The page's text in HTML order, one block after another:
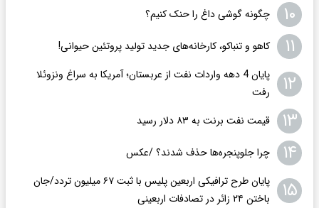
۱۰ چگونه گوشی داغ را حنک کنیم؟
۱۱ کاهو و تنباکو، کارخانه‌های جدید تولید پروتئین حیوانی!
۱۲
پایان 4 دهه واردات نفت از عربستان؛ آمریکا به سراغ ونزوئلا
رفت
۱۳ قیمت نفت برنت به ۸۳ دلار رسید
۱۴ چرا جلوپنجره‌ها حذف شدند؟ /عکس
۱۵
پایان طرح ترافیکی اربعین پلیس با ثبت ۶۷ میلیون تردد/جان
باختن ۲۴ زائر در تصادفات اربعینی